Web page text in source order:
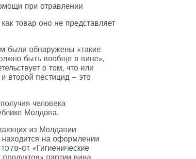
при отравлении
товар оно не представляет
были обнаружены «такие
быть вообще в вине»,
о том, что или
второй пестицид – это
человека
Молдова.
из Молдавии
на оформлении
01 «Гигиенические